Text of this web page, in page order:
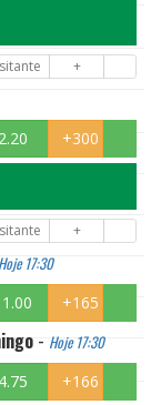
+
2.20 +300
+
Hoje 17:30
+165
- Hoje 17:30
4.75 +166